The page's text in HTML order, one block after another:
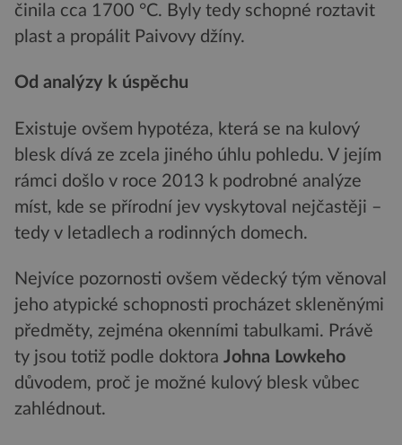
činila cca 1700 °C. Byly tedy schopné roztavit
plast a propálit Paivovy džíny.
Od analýzy k úspěchu
Existuje ovšem hypotéza, která se na kulový
blesk dívá ze zcela jiného úhlu pohledu. V jejím
rámci došlo v roce 2013 k podrobné analýze
míst, kde se přírodní jev vyskytoval nejčastěji –
tedy v letadlech a rodinných domech.
Nejvíce pozornosti ovšem vědecký tým věnoval
jeho atypické schopnosti procházet skleněnými
předměty, zejména okenními tabulkami. Právě
ty jsou totiž podle doktora Johna Lowkeho
důvodem, proč je možné kulový blesk vůbec
zahlédnout.